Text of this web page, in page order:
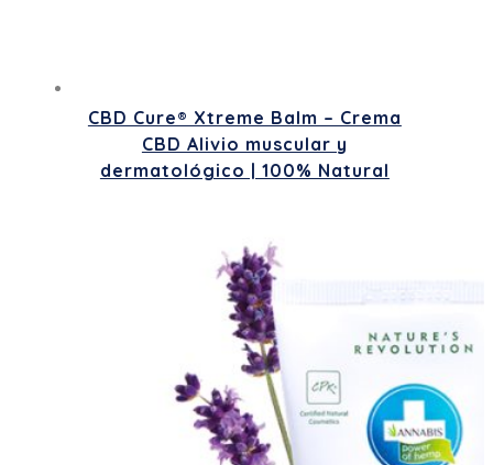
CBD Cure® Xtreme Balm – Crema
CBD Alivio muscular y
dermatológico | 100% Natural